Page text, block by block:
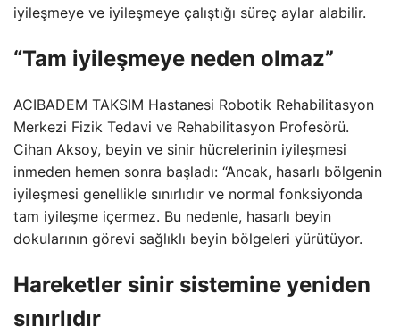
iyileşmeye ve iyileşmeye çalıştığı süreç aylar alabilir.
“Tam iyileşmeye neden olmaz”
ACIBADEM TAKSIM Hastanesi Robotik Rehabilitasyon
Merkezi Fizik Tedavi ve Rehabilitasyon Profesörü.
Cihan Aksoy, beyin ve sinir hücrelerinin iyileşmesi
inmeden hemen sonra başladı: “Ancak, hasarlı bölgenin
iyileşmesi genellikle sınırlıdır ve normal fonksiyonda
tam iyileşme içermez. Bu nedenle, hasarlı beyin
dokularının görevi sağlıklı beyin bölgeleri yürütüyor.
Hareketler sinir sistemine yeniden
sınırlıdır